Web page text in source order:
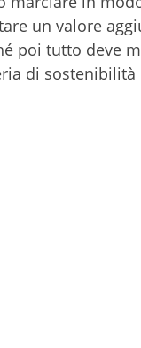
un valore
poi tutto deve
di sostenibilità